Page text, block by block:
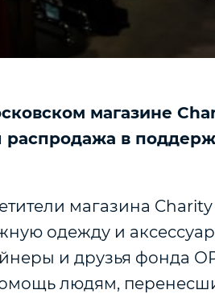
магазине
распродажа в
магазина
одежду и
и друзья фонда
людям,